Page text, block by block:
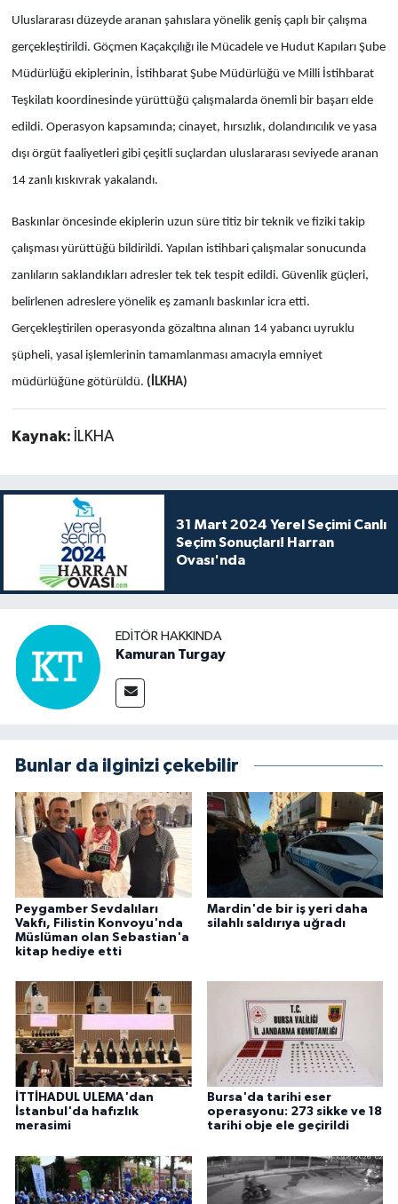
Uluslararası düzeyde aranan şahıslara yönelik geniş çaplı bir çalışma
gerçekleştirildi. Göçmen Kaçakçılığı ile Mücadele ve Hudut Kapıları Şube
Müdürlüğü ekiplerinin, İstihbarat Şube Müdürlüğü ve Milli İstihbarat
Teşkilatı koordinesinde yürüttüğü çalışmalarda önemli bir başarı elde
edildi. Operasyon kapsamında; cinayet, hırsızlık, dolandırıcılık ve yasa
dışı örgüt faaliyetleri gibi çeşitli suçlardan uluslararası seviyede aranan
14 zanlı kıskıvrak yakalandı.
Baskınlar öncesinde ekiplerin uzun süre titiz bir teknik ve fiziki takip
çalışması yürüttüğü bildirildi. Yapılan istihbari çalışmalar sonucunda
zanlıların saklandıkları adresler tek tek tespit edildi. Güvenlik güçleri,
belirlenen adreslere yönelik eş zamanlı baskınlar icra etti.
Gerçekleştirilen operasyonda gözaltına alınan 14 yabancı uyruklu
şüpheli, yasal işlemlerinin tamamlanması amacıyla emniyet
müdürlüğüne götürüldü. (İLKHA)
Kaynak: İLKHA
31 Mart 2024 Yerel Seçimi Canlı
Seçim Sonuçları! Harran
Ovası'nda
EDITÖR HAKKINDA
Kamuran Turgay
Bunlar da ilginizi çekebilir
Peygamber Sevdalıları
Vakfı, Filistin Konvoyu'nda
Müslüman olan Sebastian'a
kitap hediye etti
Mardin'de bir iş yeri daha
silahlı saldırıya uğradı
İTTİHADUL ULEMA'dan
İstanbul'da hafızlık
merasimi
Bursa'da tarihi eser
operasyonu: 273 sikke ve 18
tarihi obje ele geçirildi